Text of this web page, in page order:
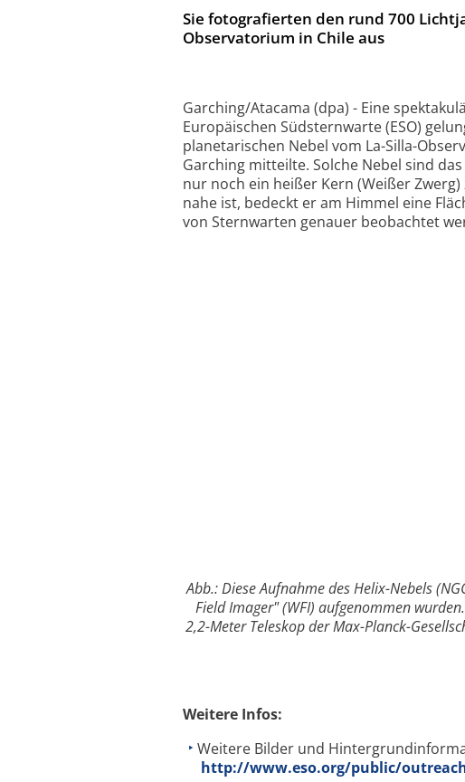
Sie fotografierten den rund 700
Observatorium in Chile aus
Garching/Atacama (dpa) - Eine
Europäischen Südsternwarte (ESO)
planetarischen Nebel vom La-Silla-
Garching mitteilte. Solche Nebel sind
nur noch ein heißer Kern (Weißer
nahe ist, bedeckt er am Himmel eine
von Sternwarten genauer beobachtet
Abb.: Diese Aufnahme des Helix-Nebels
Field Imager" (WFI) aufgenommen
2,2-Meter Teleskop der Max-Planck-
Weitere Infos:
Weitere Bilder und
http://www.eso.org/public/